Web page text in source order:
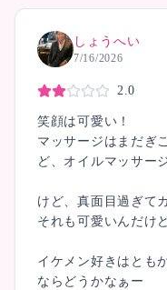
しょうへい
7/16/2026
2.0
笑顔は可愛い！
マッサージはまだぎ
ど、オイルマッサー
けど、真面目過ぎて
それも可愛いんだけ
イケメン好きはとも
ならどうかなぁー